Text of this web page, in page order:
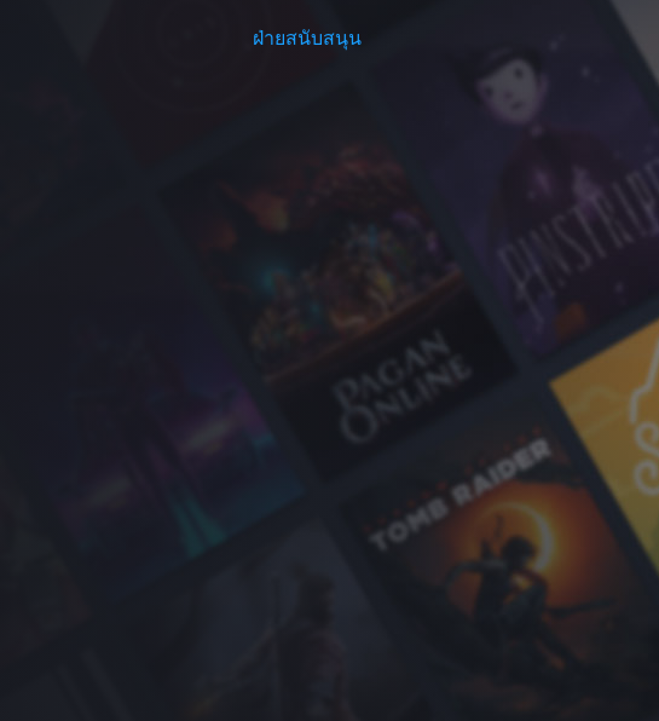
ฝ่ายสนับสนุน